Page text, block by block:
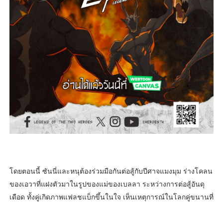
โดยตอนนี้ ซันนี่และหนุต้องร่วมมือกันต่อสู้กับปีศาจแมงมุม ร่างโคลน
ของเอวาที่แฝงตัวมาในรูปของแม่ของเบลลา ระหว่างการต่อสู้อันดุ
เดือด ทั้งคู่เกิดภาพแฟลชแบ็กขึ้นในใจ เห็นเหตุการณ์ในโลกคู่ขนานที่